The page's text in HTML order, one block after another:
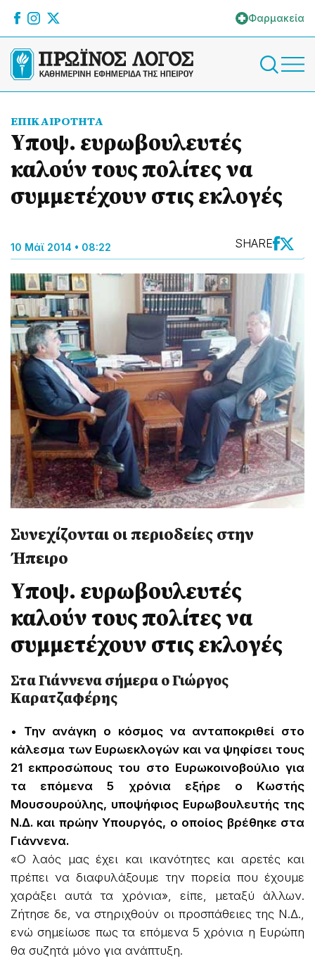
Φαρμακεία
ΕΠΙΚΑΙΡΟΤΗΤΑ
Yποψ. ευρωβουλευτές
καλούν τους πολίτες να
συμμετέχουν στις εκλογές
10 Μάϊ 2014 • 08:22 SHARE
Συνεχίζονται οι περιοδείες στην
Ήπειρο
Yποψ. ευρωβουλευτές
καλούν τους πολίτες να
συμμετέχουν στις εκλογές
Στα Γιάννενα σήμερα ο Γιώργος
Καρατζαφέρης
• Την ανάγκη ο κόσμος να ανταποκριθεί στο
κάλεσμα των Ευρωεκλογών και να ψηφίσει τους
21 εκπροσώπους του στο Ευρωκοινοβούλιο για
τα επόμενα 5 χρόνια εξήρε ο Κωστής
Μουσουρούλης, υποψήφιος Ευρωβουλευτής της
Ν.Δ. και πρώην Υπουργός, ο οποίος βρέθηκε στα
Γιάννενα.
«Ο λαός μας έχει και ικανότητες και αρετές και
πρέπει να διαφυλάξουμε την πορεία που έχουμε
χαράξει αυτά τα χρόνια», είπε, μεταξύ άλλων.
Ζήτησε δε, να στηριχθούν οι προσπάθειες της Ν.Δ.,
ενώ σημείωσε πως τα επόμενα 5 χρόνια η Ευρώπη
θα συζητά μόνο για ανάπτυξη.